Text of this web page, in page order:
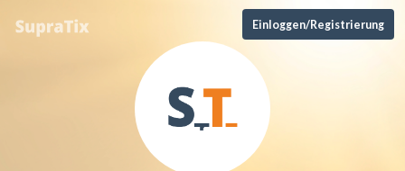
Einloggen/Registrierung